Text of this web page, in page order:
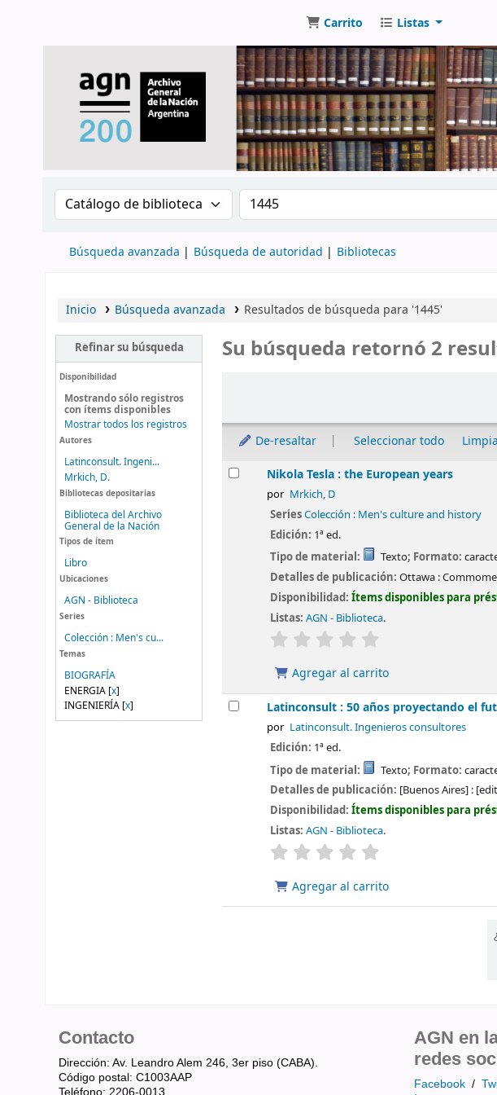
Carrito Listas
Buscar en el catálogo por: Buscar en el catálogo
Búsqueda avanzada Búsqueda de autoridad Bibliotecas
Inicio Búsqueda avanzada Resultados de búsqueda para '1445'
Refinar su búsqueda
Disponibilidad
Mostrando sólo registros
con ítems disponibles
Mostrar todos los registros
Autores
Latinconsult. Ingeni...
Mrkich, D.
Bibliotecas depositarias
Biblioteca del Archivo
General de la Nación
Tipos de ítem
Libro
Ubicaciones
AGN - Biblioteca
Series
Colección : Men's cu...
Temas
BIOGRAFÍA
ENERGIA [x]
INGENIERÍA [x]
Su búsqueda retornó 2
De-resaltar Seleccionar todo
ResultadosNikola Tesla : the European years
por Mrkich, D
SeriesColección : Men's culture and history
Edición: 1ª ed.
Tipo de material:
Texto; Formato:
Detalles de publicación:Ottawa :
Disponibilidad:Ítems disponibles para
Listas: AGN - Biblioteca.
valoración
Agregar al carrito
Latinconsult : 50 años proyectando el
por Latinconsult. Ingenieros consultores
Edición: 1ª ed.
Tipo de material:
Texto; Formato:
Detalles de publicación: [Buenos Aires] :
Disponibilidad:Ítems disponibles para
Listas: AGN - Biblioteca.
valoración
Agregar al carrito
Contacto
Dirección: Av. Leandro Alem 246, 3er piso (CABA).
Código postal: C1003AAP
Teléfono: 2206-0013
AGN en
redes
Facebook /